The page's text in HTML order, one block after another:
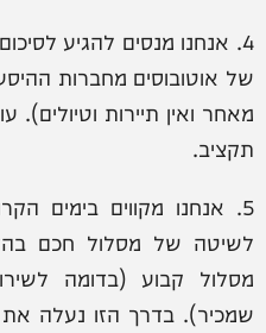
4. אנחנו מנסים להגיע
של אוטובוסים מחברות
מאחר ואין תיירות
תקציב.
5. אנחנו מקווים בימים
לשיטה של מסלול חכם
מסלול קבוע (בדומה
שמכיר). בדרך הזו נעלה את